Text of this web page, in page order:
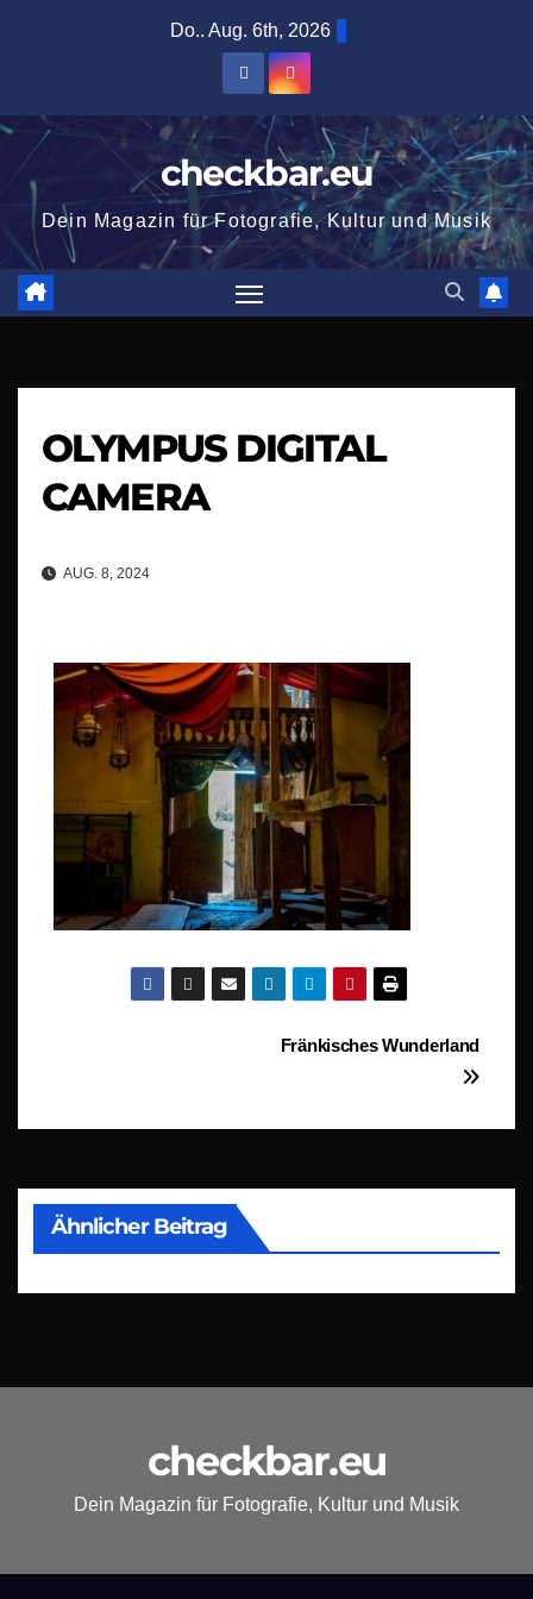
Do.. Aug. 6th, 2026
checkbar.eu
Dein Magazin für Fotografie, Kultur und Musik
OLYMPUS DIGITAL
CAMERA
AUG. 8, 2024
Beitragsnavigation
Fränkisches Wunderland
Ähnlicher Beitrag
checkbar.eu
Dein Magazin für Fotografie, Kultur und Musik